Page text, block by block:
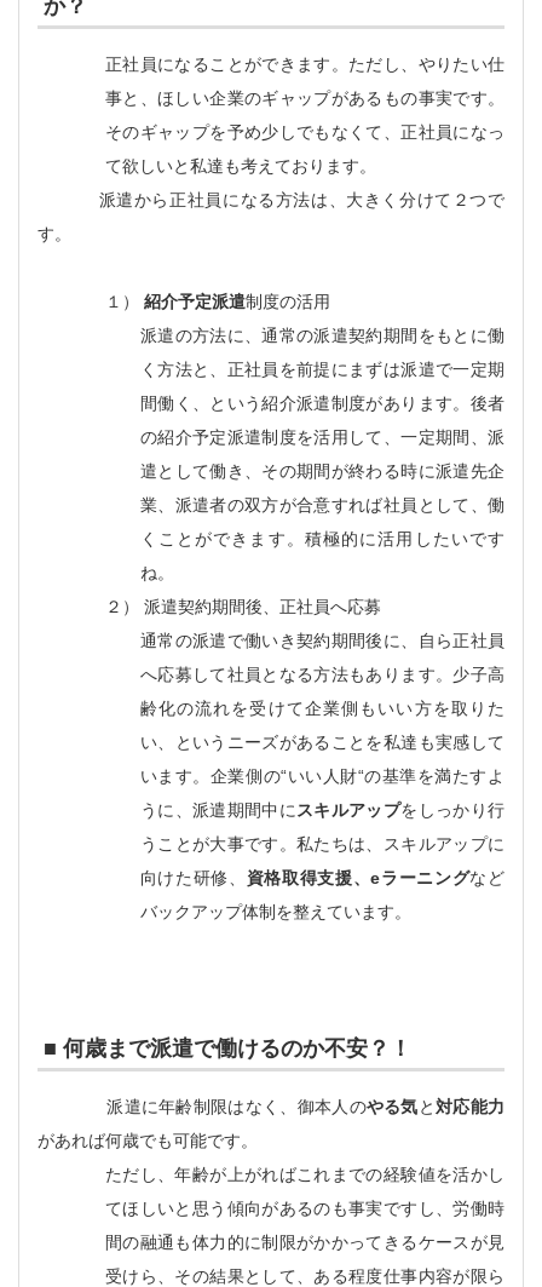
か？
正社員になることができます。ただし、やりたい仕
事と、ほしい企業のギャップがあるもの事実です。
そのギャップを予め少しでもなくて、正社員になっ
て欲しいと私達も考えております。
派遣から正社員になる方法は、大きく分けて２つで
す。
１） 紹介予定派遣制度の活用
派遣の方法に、通常の派遣契約期間をもとに働
く方法と、正社員を前提にまずは派遣で一定期
間働く、という紹介派遣制度があります。後者
の紹介予定派遣制度を活用して、一定期間、派
遣として働き、その期間が終わる時に派遣先企
業、派遣者の双方が合意すれば社員として、働
くことができます。積極的に活用したいです
ね。
２） 派遣契約期間後、正社員へ応募
通常の派遣で働いき契約期間後に、自ら正社員
へ応募して社員となる方法もあります。少子高
齢化の流れを受けて企業側もいい方を取りた
い、というニーズがあることを私達も実感して
います。企業側の“いい人財“の基準を満たすよ
うに、派遣期間中に スキルアップをしっかり行
うことが大事です。私たちは、スキルアップに
向けた研修、 資格取得支援、eラーニングなど
バックアップ体制を整えています。
■ 何歳まで派遣で働けるのか不安？！
派遣に年齢制限はなく、御本人のやる気と対応能力
があれば何歳でも可能です。
ただし、年齢が上がればこれまでの経験値を活かし
てほしいと思う傾向があるのも事実ですし、労働時
間の融通も体力的に制限がかかってきるケースが見
受けら、その結果として、ある程度仕事内容が限ら